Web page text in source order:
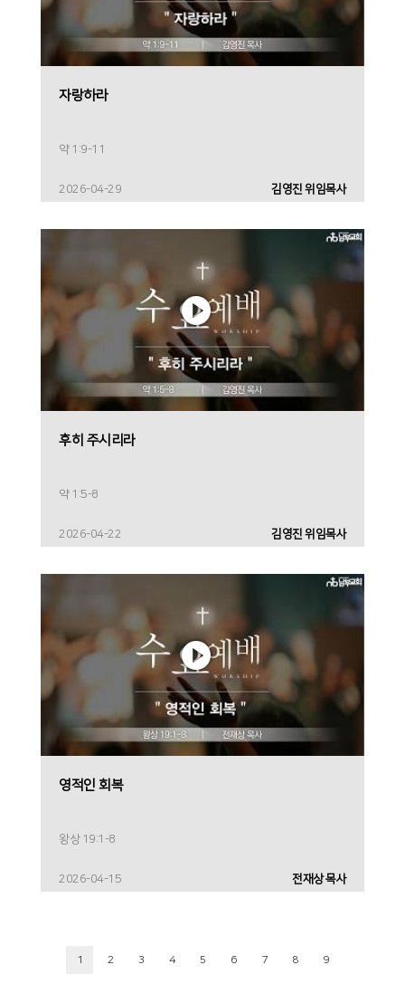
자랑하라
약 1:9-11
2026-04-29 김영진 위임목사
후히 주시리라
약 1:5-8
2026-04-22 김영진 위임목사
영적인 회복
왕상 19:1-8
2026-04-15 전재상 목사
1 2 3 4 5 6 7 8 9